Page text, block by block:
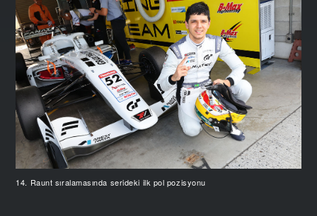
14. Raunt sıralamasında serideki ilk pol pozisyonu